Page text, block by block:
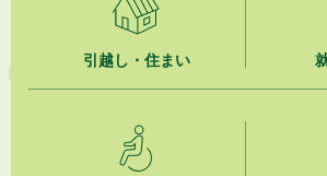
市民の勇気ある応急手当に感謝状を贈呈しました
2026年8月4日
夏季休暇期間 開業医等診療予定
「水道カルテ」の公表について
引越し・住まい